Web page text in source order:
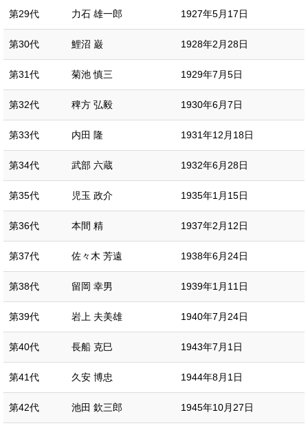
第29代 力石 雄一郎 1927年5月17日
第30代 鯉沼 巌 1928年2月28日
第31代 菊池 慎三 1929年7月5日
第32代 稗方 弘毅 1930年6月7日
第33代 内田 隆 1931年12月18日
第34代 武部 六蔵 1932年6月28日
第35代 児玉 政介 1935年1月15日
第36代 本間 精 1937年2月12日
第37代 佐々木 芳遠 1938年6月24日
第38代 留岡 幸男 1939年1月11日
第39代 岩上 夫美雄 1940年7月24日
第40代 長船 克巳 1943年7月1日
第41代 久安 博忠 1944年8月1日
第42代 池田 欽三郎 1945年10月27日